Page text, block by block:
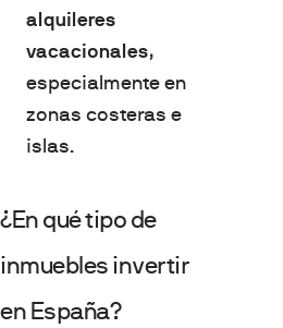
alquileres
vacacionales,
especialmente en
zonas costeras e
islas.
¿En qué tipo de
inmuebles invertir
en España?